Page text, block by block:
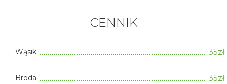
CENNIK
Wąsik 35zł
Broda 35zł